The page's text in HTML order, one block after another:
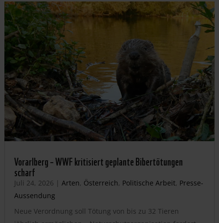
Vorarlberg – WWF kritisiert geplante Bibertötungen
scharf
Juli 24, 2026 | Arten, Österreich, Politische Arbeit, Presse-
Aussendung
Neue Verordnung soll Tötung von bis zu 32 Tieren